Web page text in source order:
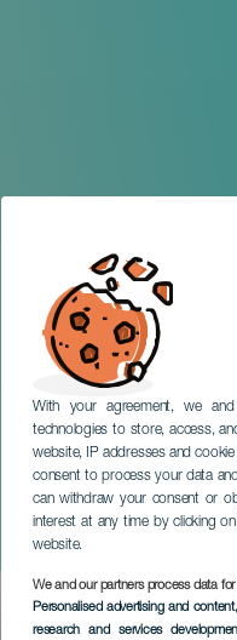
With your agreement, we
technologies to store, access,
website, IP addresses and
consent to process your data
can withdraw your consent or
interest at any time by clicking
website.
We and our partners process data
Personalised advertising and
research and services
Carnaval
GRAN CANARIA
Imagen
Listado